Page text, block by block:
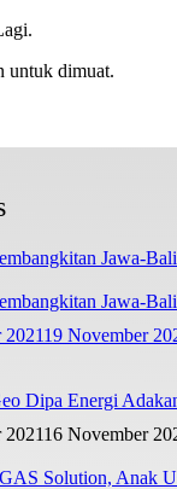
untuk dimuat.
Jawa-
19 November
Dipa Energi
16 November
Solution, Anak